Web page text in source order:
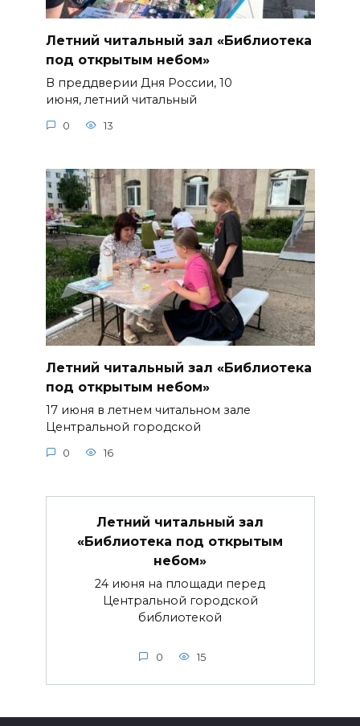
Летний читальный зал «Библиотека
под открытым небом»
В преддверии Дня России, 10
июня, летний читальный
0 13
Летний читальный зал «Библиотека
под открытым небом»
17 июня в летнем читальном зале
Центральной городской
0 16
Летний читальный зал
«Библиотека под открытым
небом»
24 июня на площади перед
Центральной городской
библиотекой
0 15